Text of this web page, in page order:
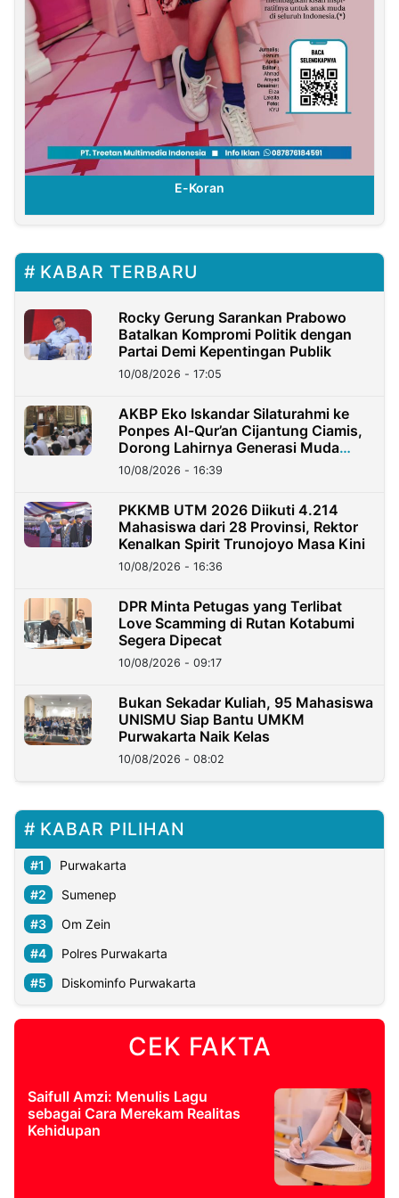
E-Koran
KABAR TERBARU
Rocky Gerung Sarankan Prabowo
Batalkan Kompromi Politik dengan
Partai Demi Kepentingan Publik
10/08/2026 - 17:05
AKBP Eko Iskandar Silaturahmi ke
Ponpes Al-Qur’an Cijantung Ciamis,
Dorong Lahirnya Generasi Muda
Berkarakter
10/08/2026 - 16:39
PKKMB UTM 2026 Diikuti 4.214
Mahasiswa dari 28 Provinsi, Rektor
Kenalkan Spirit Trunojoyo Masa Kini
10/08/2026 - 16:36
DPR Minta Petugas yang Terlibat
Love Scamming di Rutan Kotabumi
Segera Dipecat
10/08/2026 - 09:17
Bukan Sekadar Kuliah, 95 Mahasiswa
UNISMU Siap Bantu UMKM
Purwakarta Naik Kelas
10/08/2026 - 08:02
KABAR PILIHAN
Purwakarta
Sumenep
Om Zein
Polres Purwakarta
Diskominfo Purwakarta
CEK FAKTA
Saifull Amzi: Menulis Lagu
sebagai Cara Merekam Realitas
Kehidupan